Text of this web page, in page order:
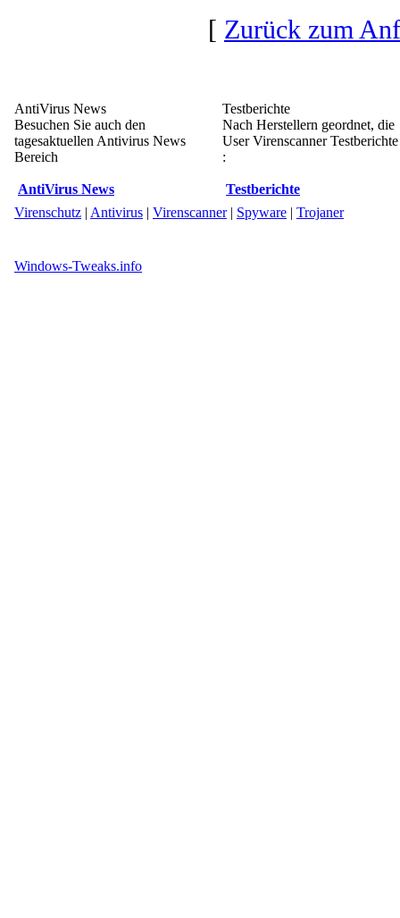
[ Zurück zum
AntiVirus News
Besuchen Sie auch den
tagesaktuellen Antivirus News
Bereich
AntiVirus News
Testberichte
Nach Herstellern geordnet, die
User Virenscanner
:
Testberichte
Virenschutz | Antivirus | Virenscanner| Spyware | Trojaner
Windows-Tweaks.info